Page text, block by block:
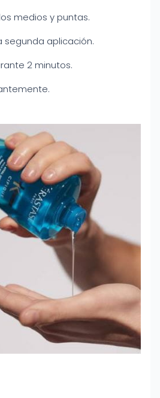
medios y puntas.
segunda aplicación.
2 minutos.